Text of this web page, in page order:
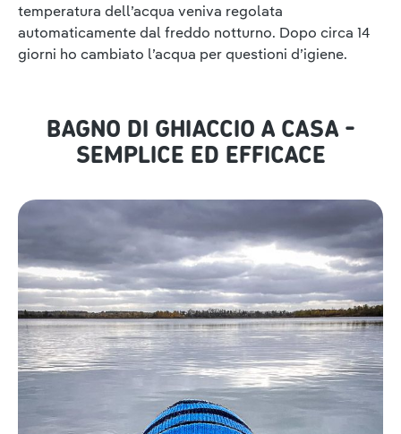
temperatura dell’acqua veniva regolata
automaticamente dal freddo notturno. Dopo circa 14
giorni ho cambiato l’acqua per questioni d’igiene.
BAGNO DI GHIACCIO A CASA -
SEMPLICE ED EFFICACE